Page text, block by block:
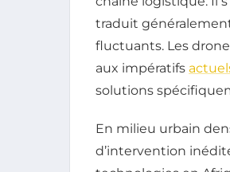
traduit
fluctuants. Les
aux impératifs
solutions
En milieu urbain
d’intervention